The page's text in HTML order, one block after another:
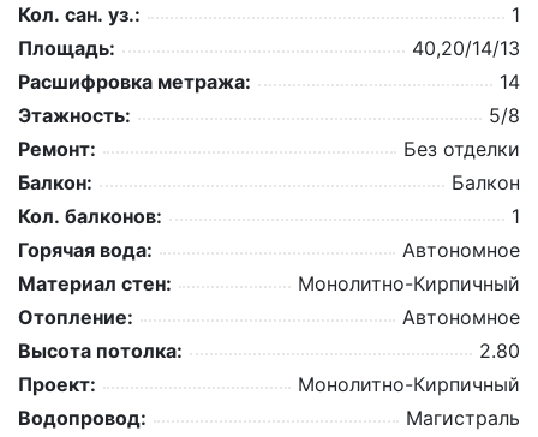
Кол. сан. уз.:
1
Площадь:
40,20/14/13
Расшифровка метража:
14
Этажность:
5/8
Ремонт:
Без отделки
Балкон:
Балкон
Кол. балконов:
1
Горячая вода:
Автономное
Материал стен:
Монолитно-Кирпичный
Отопление:
Автономное
Высота потолка:
2.80
Проект:
Монолитно-Кирпичный
Водопровод:
Магистраль